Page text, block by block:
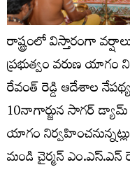
రాష్ట్రంలో విస్తారంగా
ప్రభుత్వం వరుణ
రేవంత్ రెడ్డి ఆదేశాల
10నాగార్జున సాగర్
యాగం
మండి చైర్మన్ ఎం.ఎస్.ఎన్